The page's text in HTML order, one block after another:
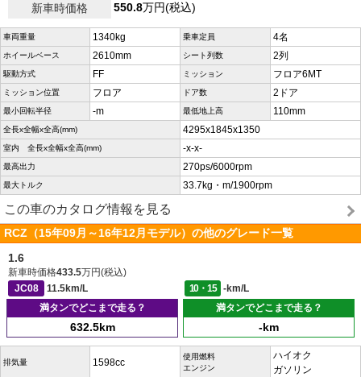
新車時価格
550.8万円(税込)
車両重量 1340kg 乗車定員 4名
ホイールベース 2610mm シート列数 2列
駆動方式 FF ミッション フロア6MT
ミッション位置 フロア ドア数 2ドア
最小回転半径 -m 最低地上高 110mm
全長x全幅x全高(mm) 4295x1845x1350
室内 全長x全幅x全高(mm) -x-x-
最高出力 270ps/6000rpm
最大トルク 33.7kg・m/1900rpm
この車のカタログ情報を見る
RCZ（15年09月～16年12月モデル）の他のグレード一覧
1.6
新車時価格433.5万円(税込)
JC08
11.5km/L 10・15
-km/L
満タンでどこまで走る？
632.5km
満タンでどこまで走る？
-km
排気量 1598cc
使用燃料
エンジン
ハイオク
ガソリン